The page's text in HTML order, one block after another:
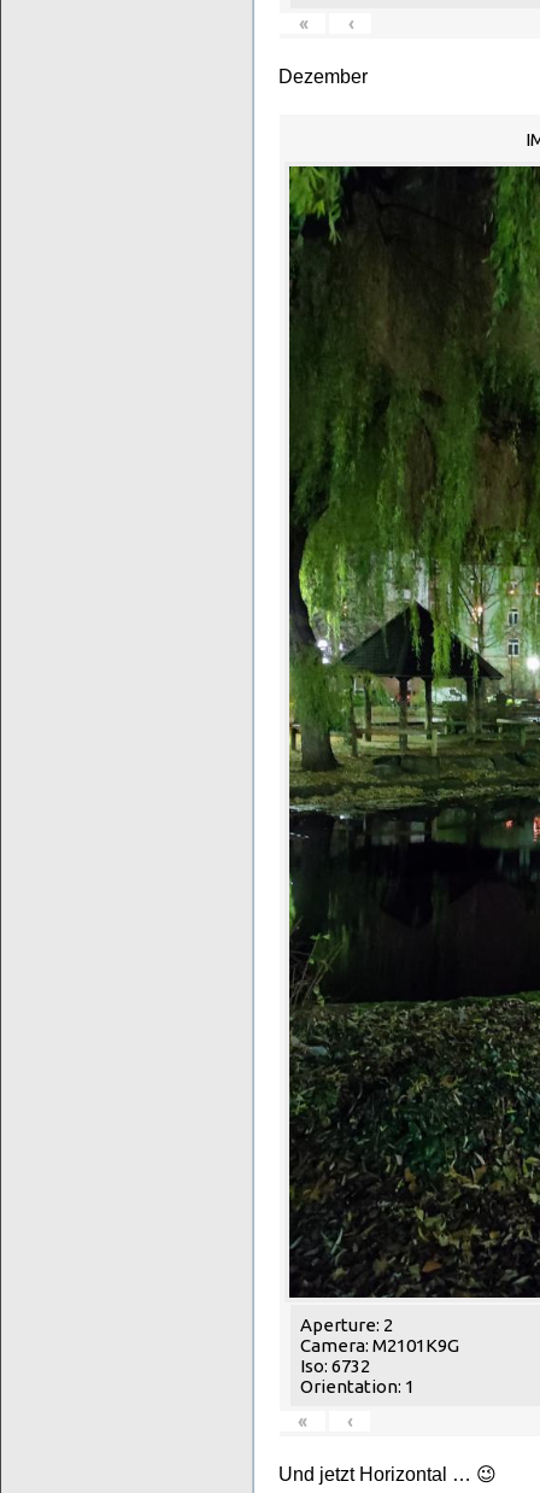
«
‹
Dezember
Aperture: 2
Camera: M2101K9G
Iso: 6732
Orientation: 1
«
‹
Und jetzt Horizontal … 😉